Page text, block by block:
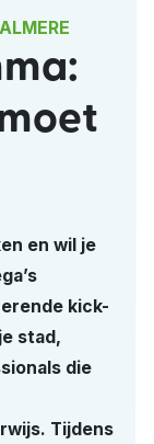
en wil je
kick-
stad,
die
Tijdens